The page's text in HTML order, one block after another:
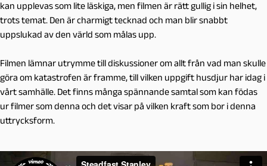
kan upplevas som lite läskiga, men filmen är rätt gullig i sin helhet,
trots temat. Den är charmigt tecknad och man blir snabbt
uppslukad av den värld som målas upp.
Filmen lämnar utrymme till diskussioner om allt från vad man skulle
göra om katastrofen är framme, till vilken uppgift husdjur har idag i
vårt samhälle. Det finns många spännande samtal som kan födas
ur filmer som denna och det visar på vilken kraft som bor i denna
uttrycksform.